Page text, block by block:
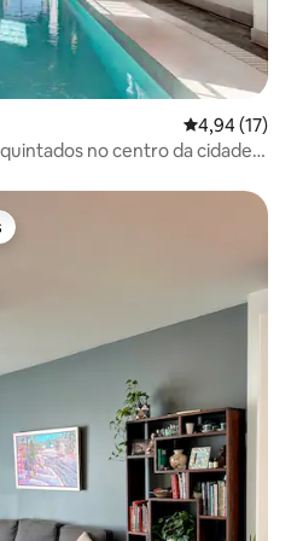
4,94 de uma
4,94 (17)
no centro da cidade,
dos hóspedes